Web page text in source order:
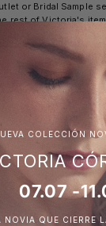
or Bridal Sample
rest of Victoria's
Avísame cuando esté
COLECCIÓN
07.07 -
NOVIA QUE CIERRE